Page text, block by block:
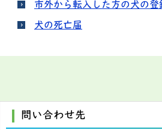
市外から転入した方の犬の登
犬の死亡届
問い合わせ先